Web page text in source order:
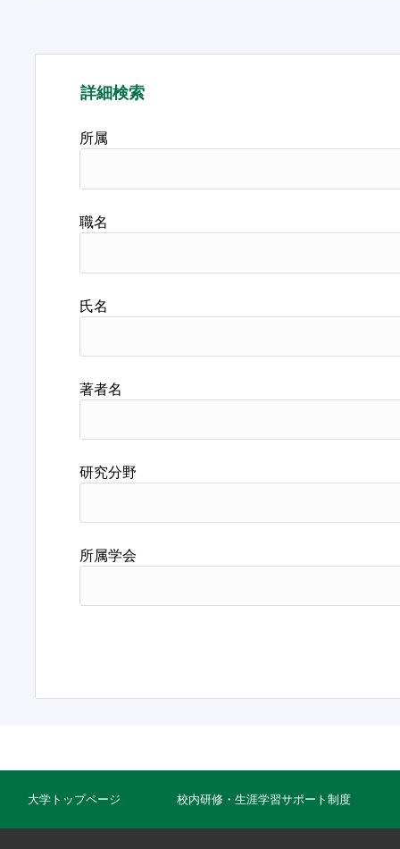
詳細検索
所属
職名
氏名
著者名
研究分野
所属学会
大学トップページ 校内研修・生涯学習サポート制度